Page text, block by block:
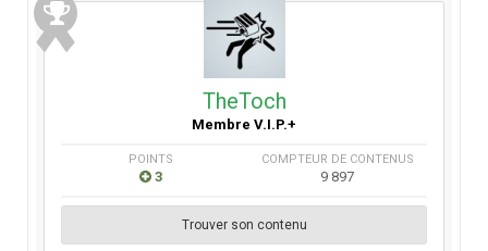
TheToch
Membre V.I.P.+
POINTS
3
COMPTEUR DE CONTENUS
9 897
Trouver son contenu